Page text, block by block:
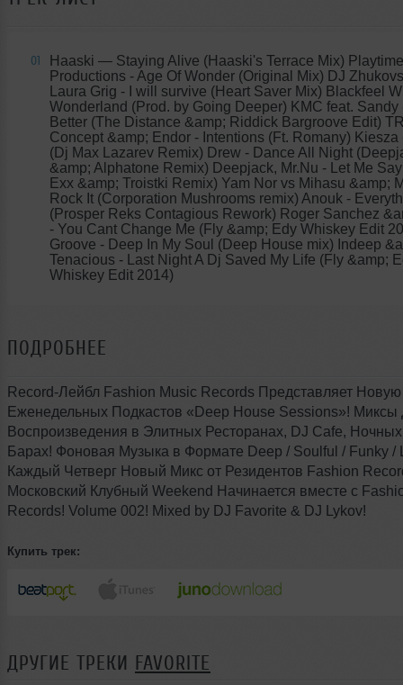
01 Haaski — Staying Alive (Haaski's Terrace Mix) Playtime
Productions - Age Of Wonder (Original Mix) DJ
Laura Grig - I will survive (Heart Saver Mix) Blackfeel
Wonderland (Prod. by Going Deeper) KMC feat. Sandy
Better (The Distance &amp; Riddick Bargroove Edit)
Concept &amp; Endor - Intentions (Ft. Romany) Kiesza
(Dj Max Lazarev Remix) Drew - Dance All Night
&amp; Alphatone Remix) Deepjack, Mr.Nu - Let Me
Exx &amp; Troistki Remix) Yam Nor vs Mihasu &amp;
Rock It (Corporation Mushrooms remix) Anouk -
(Prosper Reks Contagious Rework) Roger Sanchez
- You Cant Change Me (Fly &amp; Edy Whiskey Edit
Groove - Deep In My Soul (Deep House mix) Indeep
Tenacious - Last Night A Dj Saved My Life (Fly &amp;
Whiskey Edit 2014)
ПОДРОБНЕЕ
Record-Лейбл Fashion Music Records Представляет
Еженедельных Подкастов «Deep House Sessions»! Миксы
Воcпроизведения в Элитных Ресторанах, DJ Cafe,
Барах! Фоновая Музыка в Формате Deep / Soulful / Funky /
Каждый Четверг Новый Микс от Резидентов Fashion
Московский Клубный Weekend Начинается вместе с
Records! Volume 002! Mixed by DJ Favorite & DJ Lykov!
Купить трек:
ДРУГИЕ ТРЕКИ FAVORITE